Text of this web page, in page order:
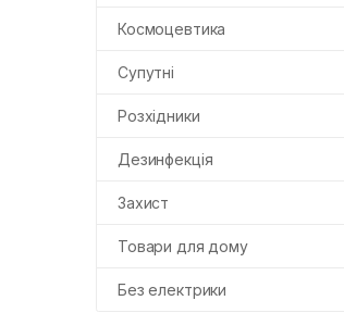
Космоцевтика
Супутні
Розхідники
Дезинфекція
Захист
Товари для дому
Без електрики